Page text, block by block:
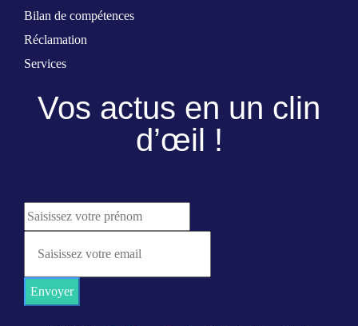
Bilan de compétences
Réclamation
Services
Vos actus en un clin
d’œil !
Envoyer